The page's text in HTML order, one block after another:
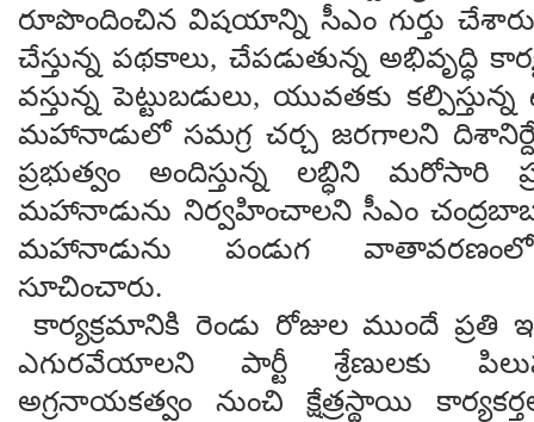
రూపొందించిన విషయాన్ని సీఎం గుర్తు
చేస్తున్న పథకాలు, చేపడుతున్న అభివృద్ధి
వస్తున్న పెట్టుబడులు, యువతకు
మహానాడులో సమగ్ర చర్చ జరగాలని
ప్రభుత్వం అందిస్తున్న లబ్ధిని మరోసారి
మహానాడును నిర్వహించాలని సీఎం
మహానాడును పండుగ
సూచించారు.
కార్యక్రమానికి రెండు రోజుల ముందే
ఎగురవేయాలని పార్టీ శ్రేణులకు
అగ్రనాయకత్వం నుంచి క్షేత్రస్థాయి